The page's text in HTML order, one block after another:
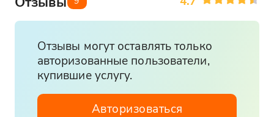
Отзывы могут оставлять только
авторизованные пользователи,
купившие услугу.
Авторизоваться